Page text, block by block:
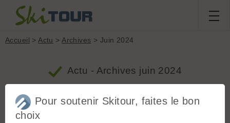
Accueil > Actu > Archives > Juin 2024
Actu - Archives juin 2024
L'ampleur des dégats à La Bérarde
Pour soutenir Skitour, faites le bon
choix